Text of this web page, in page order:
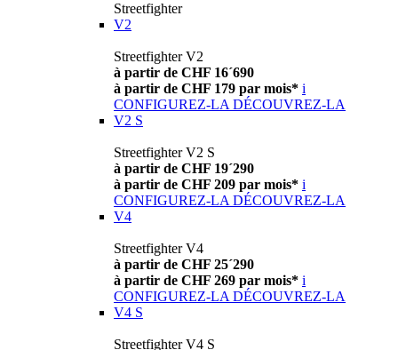
Streetfighter
V2
Streetfighter V2
à partir de CHF 16´690
à partir de CHF 179 par mois* i
CONFIGUREZ-LA DÉCOUVREZ-LA
V2 S
Streetfighter V2 S
à partir de CHF 19´290
à partir de CHF 209 par mois* i
CONFIGUREZ-LA DÉCOUVREZ-LA
V4
Streetfighter V4
à partir de CHF 25´290
à partir de CHF 269 par mois* i
CONFIGUREZ-LA DÉCOUVREZ-LA
V4 S
Streetfighter V4 S